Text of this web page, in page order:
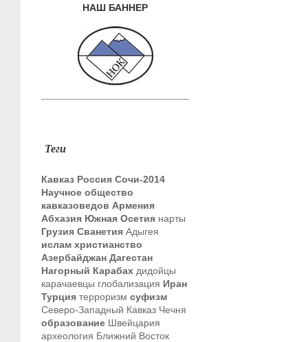
НАШ БАННЕР
Теги
Кавказ Россия Сочи-2014
Научное общество
кавказоведов Армения
Абхазия Южная Осетия нарты
Грузия Сванетия Адыгея
ислам христианство
Азербайджан Дагестан
Нагорный Карабах дидойцы
карачаевцы глобализация Иран
Турция терроризм суфизм
Северо-Западный Кавказ Чечня
образование Швейцария
археология Ближний Восток